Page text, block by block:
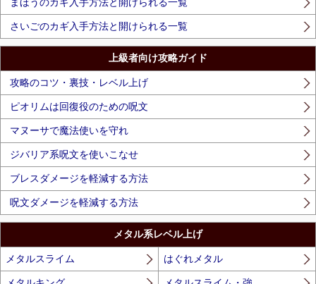
さいごのカギ入手方法と開けられる一覧
上級者向け攻略ガイド
攻略のコツ・裏技・レベル上げ
ピオリムは回復役のための呪文
マヌーサで魔法使いを守れ
ジバリア系呪文を使いこなせ
ブレスダメージを軽減する方法
呪文ダメージを軽減する方法
メタル系レベル上げ
メタルスライム はぐれメタル